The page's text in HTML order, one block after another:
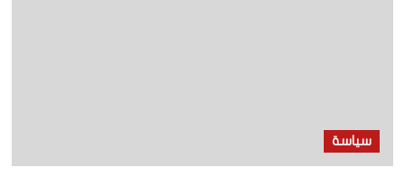
سياسة